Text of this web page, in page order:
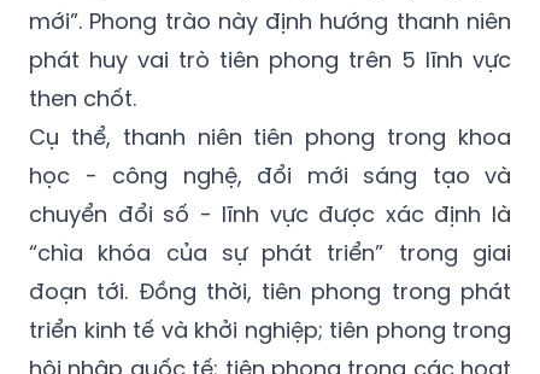
mới”. Phong trào này định hướng thanh niên
phát huy vai trò tiên phong trên 5 lĩnh vực
then chốt.
Cụ thể, thanh niên tiên phong trong khoa
học - công nghệ, đổi mới sáng tạo và
chuyển đổi số - lĩnh vực được xác định là
“chìa khóa của sự phát triển” trong giai
đoạn tới. Đồng thời, tiên phong trong phát
triển kinh tế và khởi nghiệp; tiên phong trong